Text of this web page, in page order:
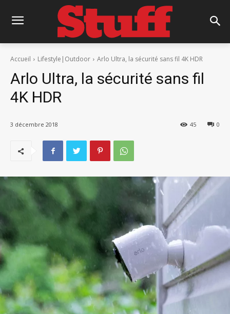
Accueil Lifestyle|Outdoor Arlo Ultra, la sécurité sans fil 4K HDR
Arlo Ultra, la sécurité sans fil
4K HDR
3 décembre 2018 0
45